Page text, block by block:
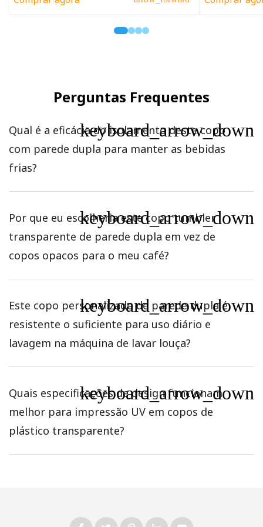
Perguntas Frequentes
Qual é a eficácia do isolamento deste copo
com parede dupla para manter as bebidas
frias?
keyboard_arrow_down
Por que eu escolheria este copo tumbler
transparente de parede dupla em vez de
copos opacos para o meu café?
keyboard_arrow_down
Este copo personalizado de parede dupla é
resistente o suficiente para uso diário e
lavagem na máquina de lavar louça?
keyboard_arrow_down
Quais especificações de design funcionam
melhor para impressão UV em copos de
plástico transparente?
keyboard_arrow_down